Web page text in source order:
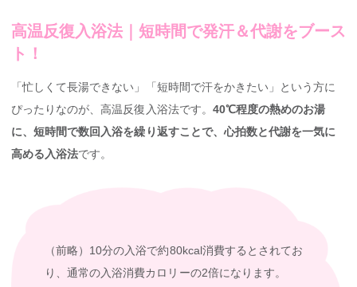
高温反復入浴法｜短時間で発汗＆代謝をブース
ト！
「忙しくて長湯できない」「短時間で汗をかきたい」という方に
ぴったりなのが、高温反復入浴法です。 40℃程度の熱めのお湯
に、短時間で数回入浴を繰り返すことで、心拍数と代謝を一気に
高める入浴法です。
（前略）10分の入浴で約80kcal消費するとされてお
り、通常の入浴消費カロリーの2倍になります。